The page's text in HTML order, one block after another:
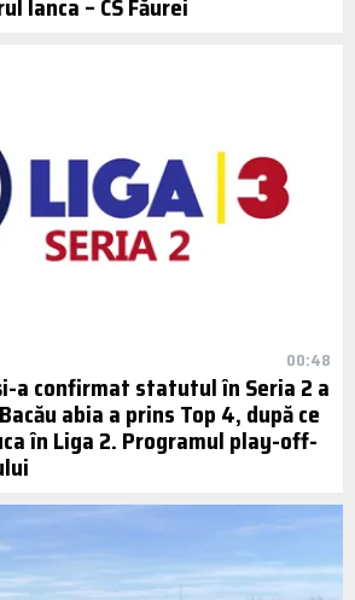
00:48
a confirmat statutul în Seria 2 a
abia a prins Top 4, după ce
în Liga 2. Programul play-off-